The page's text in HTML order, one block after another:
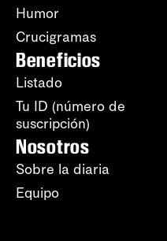
Humor
Crucigramas
Beneficios
Listado
Tu ID (número de
suscripción)
Nosotros
Sobre la diaria
Equipo